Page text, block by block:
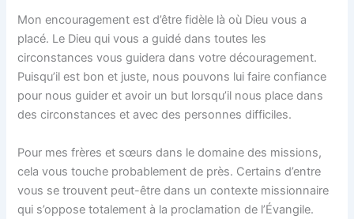
Mon encouragement est d’être fidèle là où Dieu vous a
placé. Le Dieu qui vous a guidé dans toutes les
circonstances vous guidera dans votre découragement.
Puisqu’il est bon et juste, nous pouvons lui faire confiance
pour nous guider et avoir un but lorsqu’il nous place dans
des circonstances et avec des personnes difficiles.
Pour mes frères et sœurs dans le domaine des missions,
cela vous touche probablement de près. Certains d’entre
vous se trouvent peut-être dans un contexte missionnaire
qui s’oppose totalement à la proclamation de l’Évangile.